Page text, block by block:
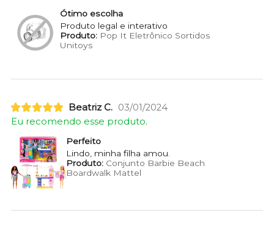
Ótimo escolha
Produto legal e interativo
Produto:Pop It Eletrônico Sortidos
Unitoys
Beatriz C. 03/01/2024
Eu recomendo esse produto.
Perfeito
Lindo, minha filha amou.
Produto:Conjunto Barbie Beach
Boardwalk Mattel